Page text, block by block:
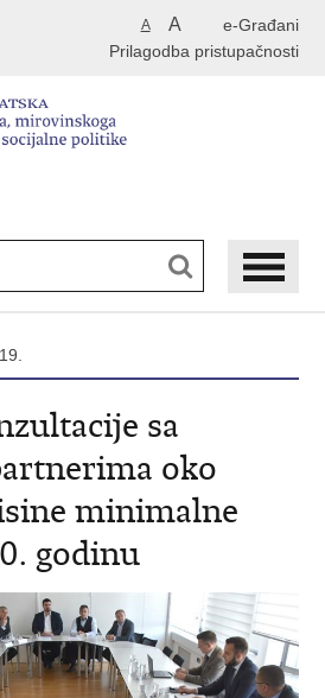
e-Građani
A A
Prilagodba pristupačnosti
sa
oko
minimalne
godinu